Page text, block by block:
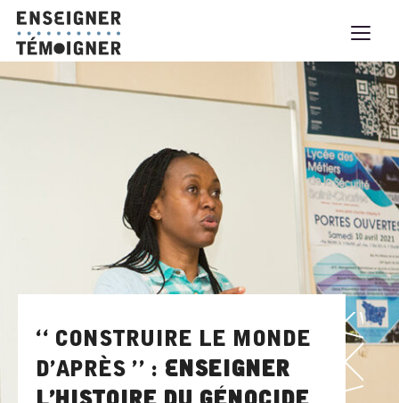
« Construire le monde
d’après » : Enseigner
l’histoire du génocide